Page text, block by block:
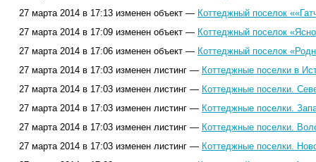
27 марта 2014 в 17:13 изменен объект — Коттеджный поселок
27 марта 2014 в 17:09 изменен объект — Коттеджный поселок
27 марта 2014 в 17:06 изменен объект — Коттеджный поселок
27 марта 2014 в 17:03 изменен листинг — Коттеджные поселки в
27 марта 2014 в 17:03 изменен листинг — Коттеджные поселки.
27 марта 2014 в 17:03 изменен листинг — Коттеджные поселки.
27 марта 2014 в 17:03 изменен листинг — Коттеджные поселки.
27 марта 2014 в 17:03 изменен листинг — Коттеджные поселки.